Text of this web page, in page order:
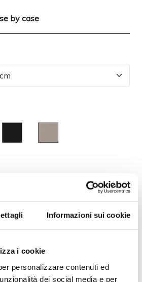
Informazioni sui cookie
i cookie
personalizzare contenuti ed
dei social media e per
by case